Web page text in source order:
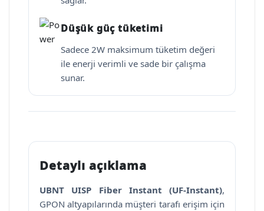
Düşük güç tüketimi
Sadece 2W maksimum tüketim değeri
ile enerji verimli ve sade bir çalışma
sunar.
Detaylı açıklama
UBNT UISP Fiber Instant (UF-Instant),
GPON altyapılarında müşteri tarafı erişim için